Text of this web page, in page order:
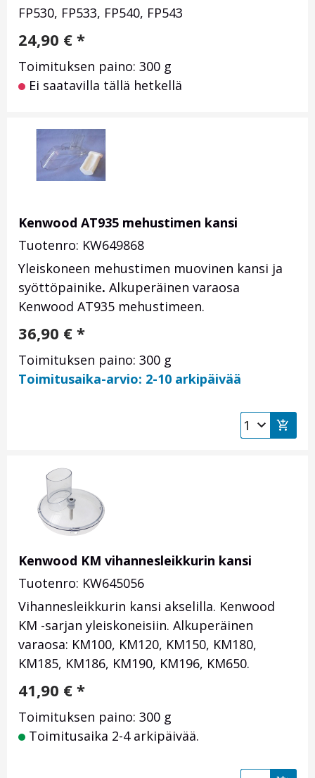
FP530, FP533, FP540, FP543
24,90 € *
Toimituksen paino: 300 g
Ei saatavilla tällä hetkellä
Kenwood AT935 mehustimen kansi
Tuotenro: KW649868
Yleiskoneen mehustimen muovinen kansi ja
syöttöpainike. Alkuperäinen varaosa
Kenwood AT935 mehustimeen.
36,90 € *
Toimituksen paino: 300 g
Toimitusaika-arvio: 2-10 arkipäivää
Kenwood KM vihannesleikkurin kansi
Tuotenro: KW645056
Vihannesleikkurin kansi akselilla. Kenwood
KM -sarjan yleiskoneisiin. Alkuperäinen
varaosa: KM100, KM120, KM150, KM180,
KM185, KM186, KM190, KM196, KM650.
41,90 € *
Toimituksen paino: 300 g
Toimitusaika 2-4 arkipäivää.